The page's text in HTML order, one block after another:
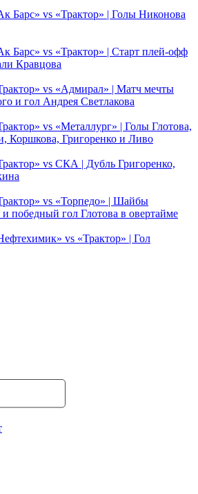
Барс» vs «Трактор» | Голы Никонова
Барс» vs «Трактор» | Старт плей-офф
Кравцова
vs «Адмирал» | Матч мечты
и гол Андрея Светлакова
vs «Металлург» | Голы Глотова,
Коршкова, Григоренко и Ливо
vs СКА | Дубль Григоренко,
vs «Торпедо» | Шайбы
победный гол Глотова в овертайме
vs «Трактор» | Гол